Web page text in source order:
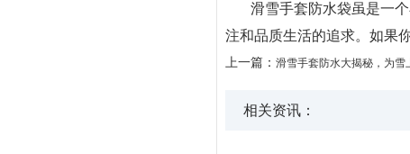
滑雪手套防水袋虽是一
注和品质生活的追求。如果
上一篇： 滑雪手套防水大揭秘，为雪
相关资讯：